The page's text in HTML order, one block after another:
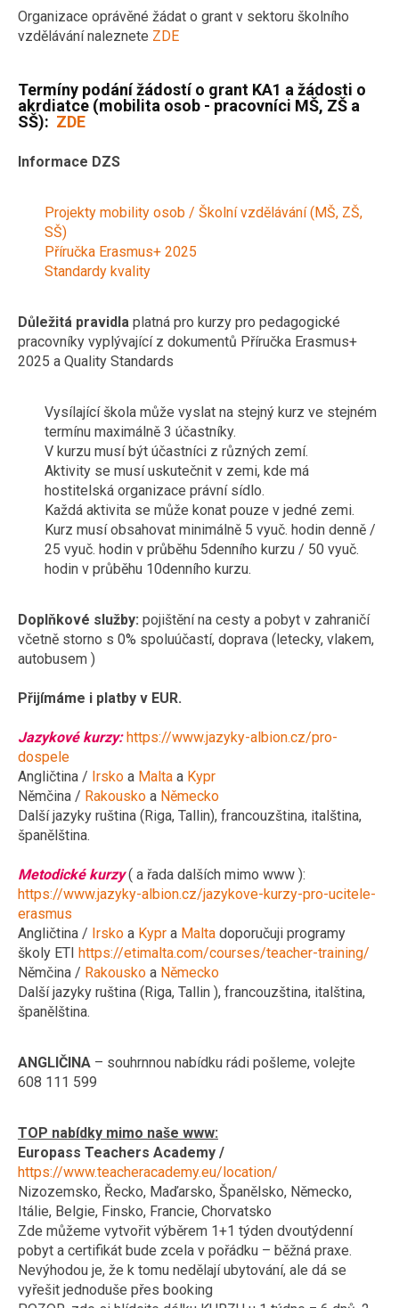
Organizace oprávěné žádat o grant v sektoru školního
vzdělávání naleznete ZDE
Termíny podání žádostí o grant KA1 a žádosti o
akrdiatce (mobilita osob - pracovníci MŠ, ZŠ a
SŠ): ZDE
Informace DZS
Projekty mobility osob / Školní vzdělávání (MŠ, ZŠ,
SŠ)
Příručka Erasmus+ 2025
Standardy kvality
Důležitá pravidla platná pro kurzy pro pedagogické
pracovníky vyplývající z dokumentů Příručka Erasmus+
2025 a Quality Standards
Vysílající škola může vyslat na stejný kurz ve stejném
termínu maximálně 3 účastníky.
V kurzu musí být účastníci z různých zemí.
Aktivity se musí uskutečnit v zemi, kde má
hostitelská organizace právní sídlo.
Každá aktivita se může konat pouze v jedné zemi.
Kurz musí obsahovat minimálně 5 vyuč. hodin denně /
25 vyuč. hodin v průběhu 5denního kurzu / 50 vyuč.
hodin v průběhu 10denního kurzu.
Doplňkové služby: pojištění na cesty a pobyt v zahraničí
včetně storno s 0% spoluúčastí, doprava (letecky, vlakem,
autobusem )
Přijímáme i platby v EUR.
Jazykové kurzy: https://www.jazyky-albion.cz/pro-
dospele
Angličtina / Irsko a Malta a Kypr
Němčina / Rakousko a Německo
Další jazyky ruština (Riga, Tallin), francouzština, italština,
španělština.
Metodické kurzy( a řada dalších mimo www ):
https://www.jazyky-albion.cz/jazykove-kurzy-pro-ucitele-
erasmus
Angličtina / Irsko a Kypr a Malta doporučuji programy
školy ETI https://etimalta.com/courses/teacher-training/
Němčina / Rakousko a Německo
Další jazyky ruština (Riga, Tallin ), francouzština, italština,
španělština.
ANGLIČINA – souhrnnou nabídku rádi pošleme, volejte
608 111 599
TOP nabídky mimo naše www:
Europass Teachers Academy /
https://www.teacheracademy.eu/location/
Nizozemsko, Řecko, Maďarsko, Španělsko, Německo,
Itálie, Belgie, Finsko, Francie, Chorvatsko
Zde můžeme vytvořit výběrem 1+1 týden dvoutýdenní
pobyt a certifikát bude zcela v pořádku – běžná praxe.
Nevýhodou je, že k tomu nedělají ubytování, ale dá se
vyřešit jednoduše přes booking